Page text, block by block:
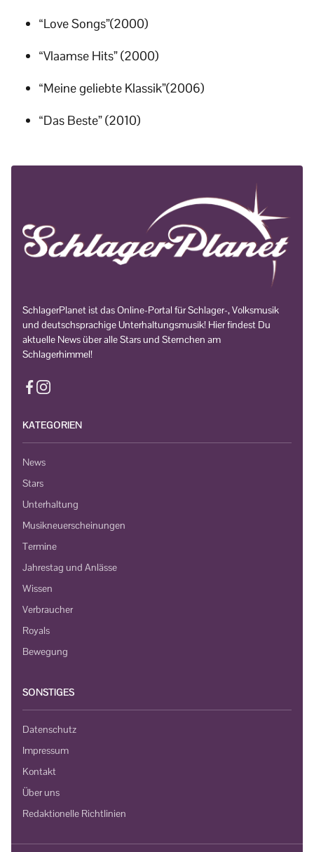
“Love Songs”(2000)
“Vlaamse Hits” (2000)
“Meine geliebte Klassik”(2006)
“Das Beste” (2010)
SchlagerPlanet ist das Online-Portal für Schlager-, Volksmusik
und deutschsprachige Unterhaltungsmusik! Hier findest Du
aktuelle News über alle Stars und Sternchen am
Schlagerhimmel!
KATEGORIEN
News
Stars
Unterhaltung
Musikneuerscheinungen
Termine
Jahrestag und Anlässe
Wissen
Verbraucher
Royals
Bewegung
SONSTIGES
Datenschutz
Impressum
Kontakt
Über uns
Redaktionelle Richtlinien